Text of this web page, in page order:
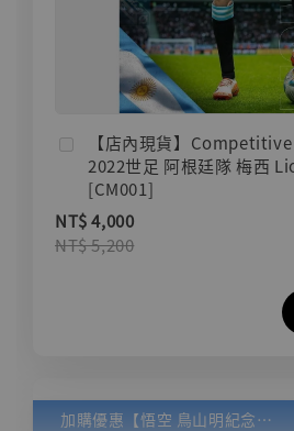
【店內現貨】
2022世足 阿根廷隊 梅西
[CM001]
NT$ 4,000
NT$ 5,200
加購優惠【悟空 鳥山明紀念款 [奇蹟工作室]】